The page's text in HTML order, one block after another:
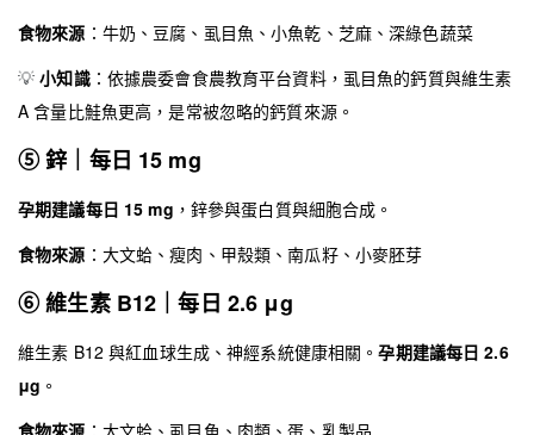
食物來源 ：牛奶、豆腐、虱目魚、小魚乾、芝麻、深綠色蔬菜
💡 小知識：依據農委會食農教育平台資料，虱目魚的鈣質與維生素
A 含量比鮭魚更高，是常被忽略的鈣質來源。
⑤ 鋅｜每日 15 mg
孕期建議每日 15 mg ，鋅參與蛋白質與細胞合成。
食物來源 ：大文蛤、瘦肉、甲殼類、南瓜籽、小麥胚芽
⑥ 維生素 B12｜每日 2.6 μg
維生素 B12 與紅血球生成、神經系統健康相關。孕期建議每日 2.6
μg 。
食物來源 ：大文蛤、虱目魚、肉類、蛋、乳製品